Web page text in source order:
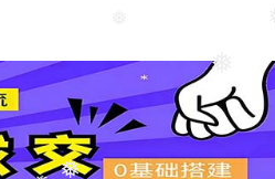
❅
❅